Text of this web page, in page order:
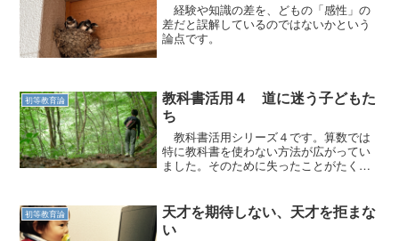
経験や知識の差を、どもの「感性」の
差だと誤解しているのではないかという
論点です。
初等教育論
教科書活用４ 道に迷う子どもた
ち
教科書活用シリーズ４です。算数では
特に教科書を使わない方法が広がってい
ました。そのために失ったことがたくさ
初等教育論
天才を期待しない、天才を拒まな
い